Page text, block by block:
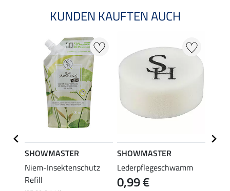
KUNDEN KAUFTEN AUCH
SHOWMASTER
Niem-Insektenschutz
Refill
SHOWMASTER
Lederpflegeschwamm
0,99 €